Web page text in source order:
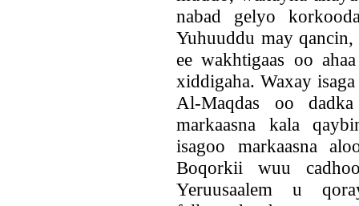
nabad gelyo
Yuhuuddu may
ee wakhtigaas oo
xiddigaha. Waxay
Al-Maqdas oo
markaasna kala
isagoo markaasna
Boqorkii wuu
Yeruusaalem u